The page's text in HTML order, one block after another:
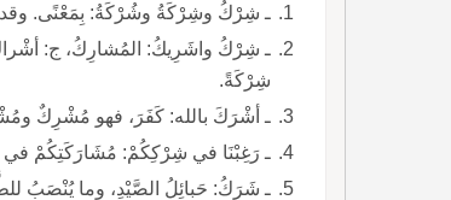
ـ شِرْكُ وشِرْكَةُ وشُرْكَةُ: بِمَعْنًى. وقد
ـ شِرْكُ واشَرِيكُ: المُشارِكُ، ج:
شِرْكَةً.
ـ أشْرَكَ بالله: كَفَرَ، فهو مُشْرِكٌ
ـ رَغِبْنَا في شِرْكِكُمْ: مُشَارَكَتِكُمْ
ـ شَرَكُ: حَبائِلُ الصَّيْدِ، وما يُنْصَبُ